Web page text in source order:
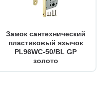
Замок сантехнический
пластиковый язычок
PL96WC-50/BL GP
золото